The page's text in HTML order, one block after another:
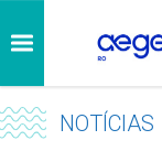
NOTÍCIAS